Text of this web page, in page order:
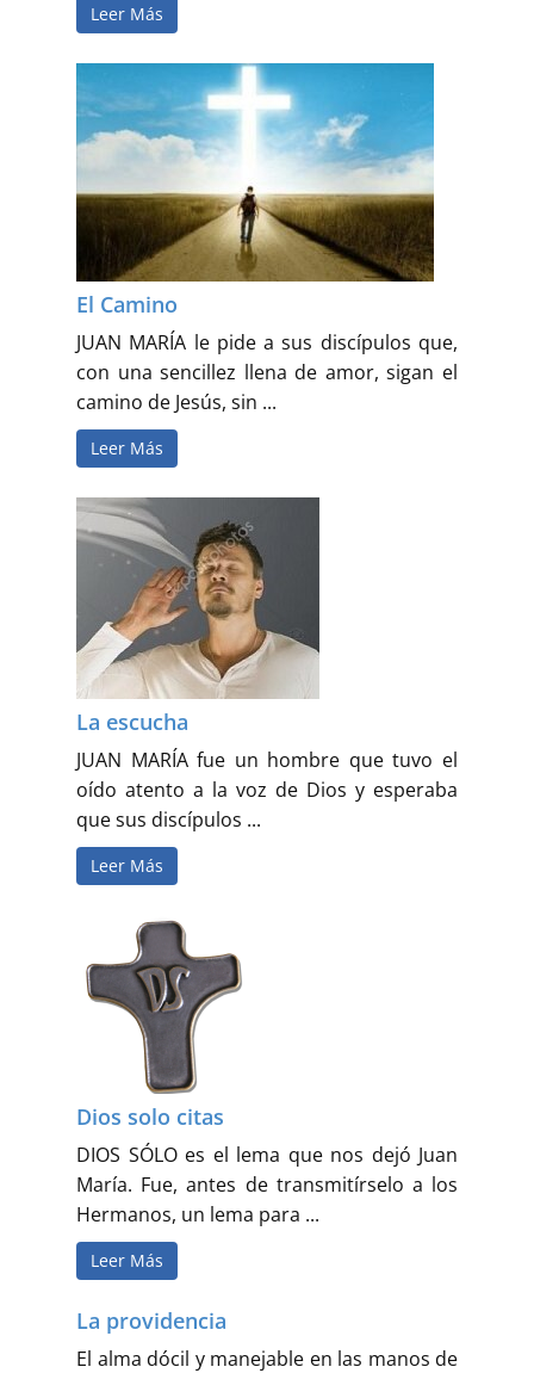
Leer Más
El Camino
JUAN MARÍA le pide a sus discípulos que,
con una sencillez llena de amor, sigan el
camino de Jesús, sin ...
Leer Más
La escucha
JUAN MARÍA fue un hombre que tuvo el
oído atento a la voz de Dios y esperaba
que sus discípulos ...
Leer Más
Dios solo citas
DIOS SÓLO es el lema que nos dejó Juan
María. Fue, antes de transmitírselo a los
Hermanos, un lema para ...
Leer Más
La providencia
El alma dócil y manejable en las manos de